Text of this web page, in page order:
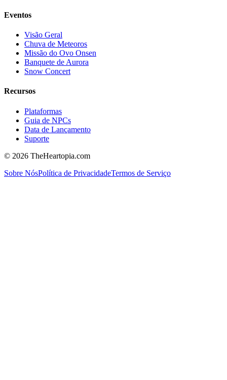
Eventos
Visão Geral
Chuva de Meteoros
Missão do Ovo Onsen
Banquete de Aurora
Snow Concert
Recursos
Plataformas
Guia de NPCs
Data de Lançamento
Suporte
© 2026 TheHeartopia.com
Sobre NósPolítica de PrivacidadeTermos de Serviço